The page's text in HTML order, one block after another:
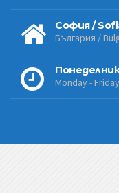
София /
България /
Monday - Friday